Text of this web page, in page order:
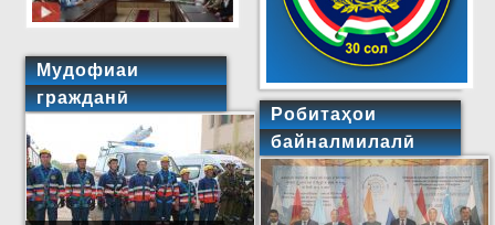
Мудофиаи
гражданӣ
Робитаҳои
байналмилалӣ